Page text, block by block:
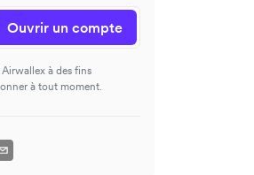
Ouvrir un compte
à des fins
à tout moment.